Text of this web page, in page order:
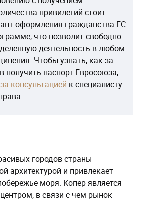
привилегий стоит
оформления гражданства ЕС
что позволит свободно
деятельность в любом
Чтобы узнать, как за
получить паспорт Евросоюза,
консультацией к специалисту
городов страны
архитектурой и привлекает
моря. Копер является
в связи с чем рынок